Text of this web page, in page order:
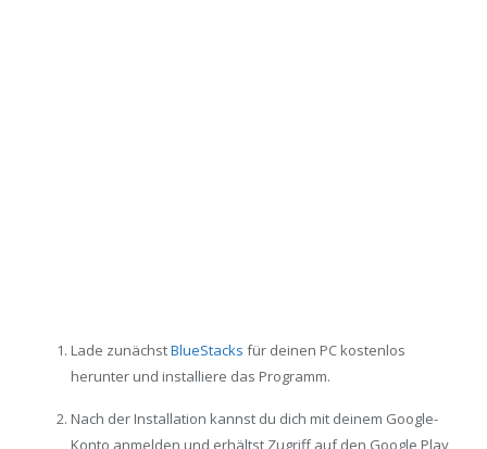
Lade zunächstBlueStacks für deinen PC kostenlos
herunter und installiere das Programm.
Nach der Installation kannst du dich mit deinem Google-
Konto anmelden und erhältst Zugriff auf den Google Play